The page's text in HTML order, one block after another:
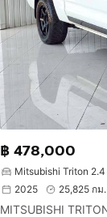
฿ 478,000
Mitsubishi Triton
2025
25,825 กม.
MITSUBISHI